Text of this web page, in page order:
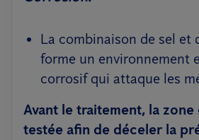
La combinaison de sel et
forme un environnement
corrosif qui attaque les
Avant le traitement, la
testée afin de déceler la